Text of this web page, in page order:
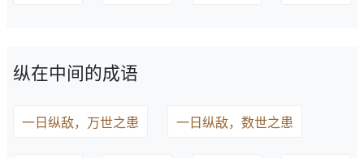
纵在中间的成语
一日纵敌，万世之患 一日纵敌，数世之患